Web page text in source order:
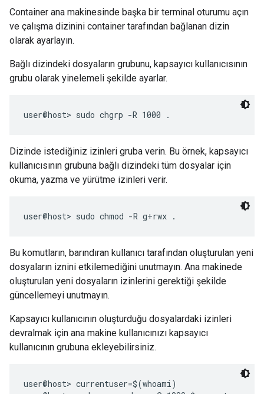
Container ana makinesinde başka bir terminal oturumu açın
ve çalışma dizinini container tarafından bağlanan dizin
olarak ayarlayın.
Bağlı dizindeki dosyaların grubunu, kapsayıcı kullanıcısının
grubu olarak yinelemeli şekilde ayarlar.
Dizinde istediğiniz izinleri gruba verin. Bu örnek, kapsayıcı
kullanıcısının grubuna bağlı dizindeki tüm dosyalar için
okuma, yazma ve yürütme izinleri verir.
Bu komutların, barındıran kullanıcı tarafından oluşturulan yeni
dosyaların iznini etkilemediğini unutmayın. Ana makinede
oluşturulan yeni dosyaların izinlerini gerektiği şekilde
güncellemeyi unutmayın.
Kapsayıcı kullanıcının oluşturduğu dosyalardaki izinleri
devralmak için ana makine kullanıcınızı kapsayıcı
kullanıcının grubuna ekleyebilirsiniz.
user@host> currentuser=$(whoami)